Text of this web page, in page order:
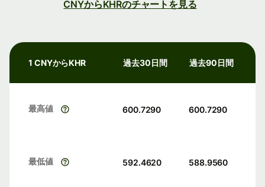
CNYからKHRのチャートを見る
1 CNYからKHR 過去30日間 過去90日間
最高値 600.7290 600.7290
最低値 592.4620 588.9560